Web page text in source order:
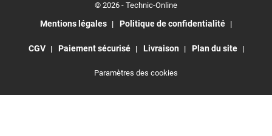
© 2026 - Technic-Online
Mentions légales Politique de confidentialité
CGV Paiement sécurisé Livraison Plan du site
Paramètres des cookies